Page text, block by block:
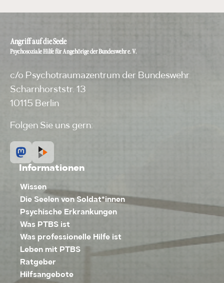
Angriff auf die Seele
Psychosoziale Hilfe für Angehörige der Bundeswehr e. V.
c/o Psychotraumazentrum der Bundeswehr
Scharnhorststr. 13
10115 Berlin
Folgen Sie uns gern:
Informationen
Wissen
Die Seelen von Soldat*innen
Psychische Erkrankungen
Was PTBS ist
Was professionelle Hilfe ist
Leben mit PTBS
Ratgeber
Hilfsangebote